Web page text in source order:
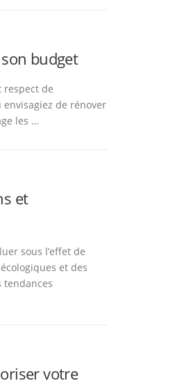
budget
de
envisagiez de rénover
les …
et
sous l’effet de
et des
tendances
votre